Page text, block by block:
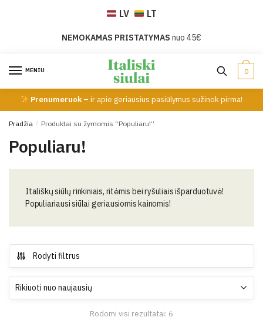
LV LT
NEMOKAMAS PRISTATYMAS nuo 45€
MENIU 0
Prenumeruok –ir apie geriausius pasiūlymus sužinok pirma!
Pradžia / Produktai su žymomis “Populiaru!”
Populiaru!
Itališkų siūlų rinkiniais, ritėmis bei ryšuliais išparduotuvė!
Populiariausi siūlai geriausiomis kainomis!
Rodyti filtrus
Rodomi visi rezultatai: 6